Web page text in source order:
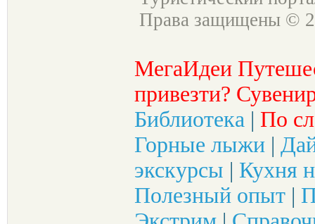
Права защищены ©
МегаИдеи
привезти?
Библиотека | По
Горные лыжи |
экскурсы | Кухня
Полезный опыт |